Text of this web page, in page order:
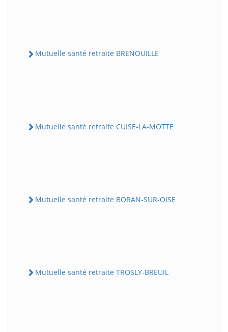
Mutuelle santé retraite BRENOUILLE
Mutuelle santé retraite CUISE-LA-MOTTE
Mutuelle santé retraite BORAN-SUR-OISE
Mutuelle santé retraite TROSLY-BREUIL